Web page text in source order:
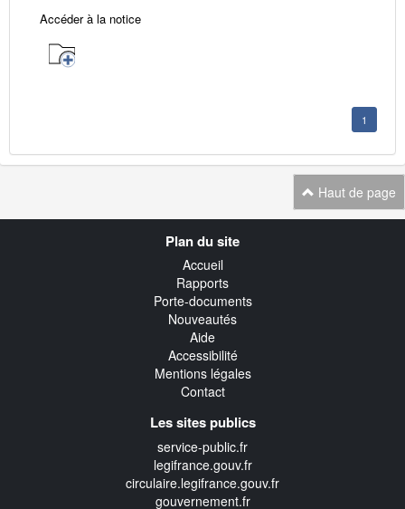
Accéder à la notice
1
Haut de page
Plan du site
Accueil
Rapports
Porte-documents
Nouveautés
Aide
Accessibilité
Mentions légales
Contact
Les sites publics
service-public.fr
legifrance.gouv.fr
circulaire.legifrance.gouv.fr
gouvernement.fr